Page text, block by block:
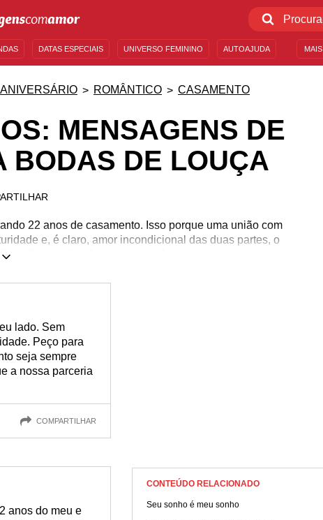
MAIS
DATAS ESPECIAIS UNIVERSO FEMININO AUTOAJUDA
ANIVERSÁRIO ROMÂNTICO CASAMENTO
MENSAGENS DE
BODAS DE LOUÇA
22 anos de casamento. Isso porque uma união com
e, é claro, amor incondicional das duas partes, o
a dia e muito afeto, torna-se algo prazeroso para o
nessa data especial, venha conferir lindas
lado. Sem
Peço para
seja sempre
a nossa parceria
COMPARTILHAR
anos do meu e
CONTEÚDO RELACIONADO
Seu sonho é meu sonho